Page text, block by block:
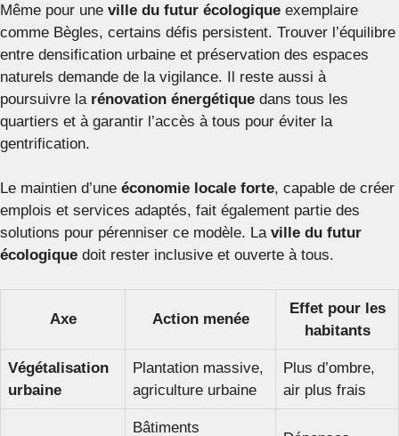
Même pour une ville du futur écologique exemplaire
comme Bègles, certains défis persistent. Trouver l’équilibre
entre densification urbaine et préservation des espaces
naturels demande de la vigilance. Il reste aussi à
poursuivre la rénovation énergétique dans tous les
quartiers et à garantir l’accès à tous pour éviter la
gentrification.
Le maintien d’une économie locale forte, capable de créer
emplois et services adaptés, fait également partie des
solutions pour pérenniser ce modèle. La ville du futur
écologique doit rester inclusive et ouverte à tous.
Axe Action menée
Effet pour les
habitants
Végétalisation
urbaine
Plantation massive,
agriculture urbaine
Plus d’ombre,
air plus frais
Bâtiments